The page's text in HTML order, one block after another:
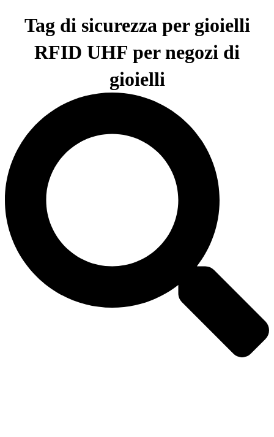
Tag di sicurezza per gioielli
RFID UHF per negozi di
gioielli